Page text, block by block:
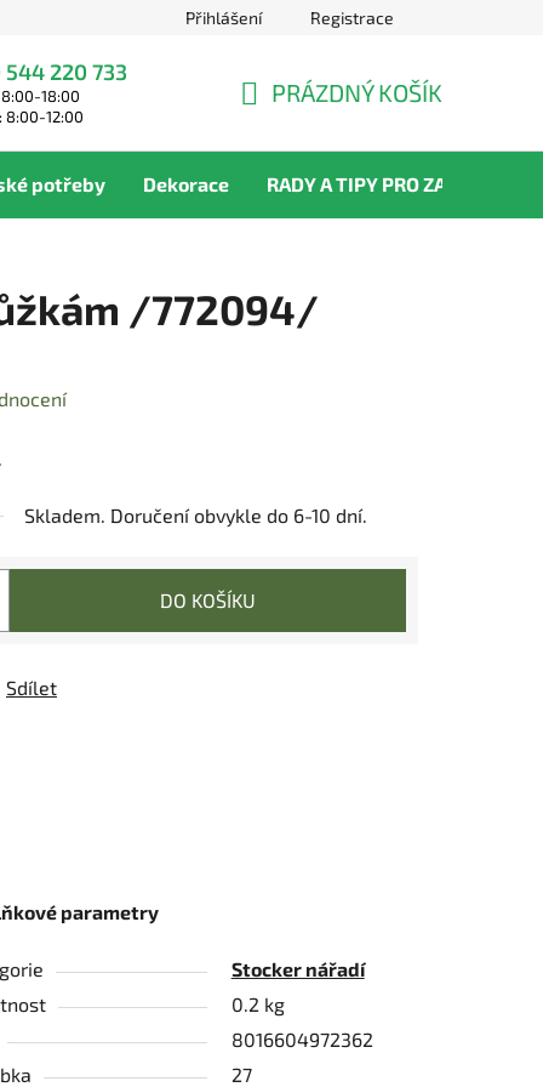
Přihlášení Registrace
220 733
18:00
8:00-12:00
KOŠÍK
PRÁZDNÝ KOŠÍK
potřeby Dekorace RADY A TIPY PRO ZAHRADNÍKY
/772094/
Skladem. Doručení obvykle do 6-10 dní.
DO KOŠÍKU
Sdílet
parametry
Stocker nářadí
0.2 kg
8016604972362
27